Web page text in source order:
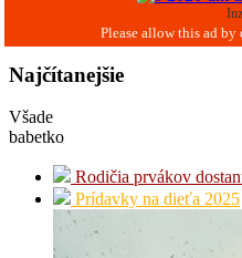
Najčítanejšie
Všade
babetko
Rodičia prvákov
Prídavky na dieťa 2025